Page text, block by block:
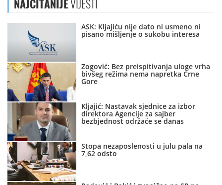
NAJČITANIJEVIJESTI
ASK: Kljajiću nije dato ni usmeno ni
pisano mišljenje o sukobu interesa
Zogović: Bez preispitivanja uloge vrha
bivšeg režima nema napretka Crne
Gore
Kljajić: Nastavak sjednice za izbor
direktora Agencije za sajber
bezbjednost održaće se danas
Stopa nezaposlenosti u julu pala na
7,62 odsto